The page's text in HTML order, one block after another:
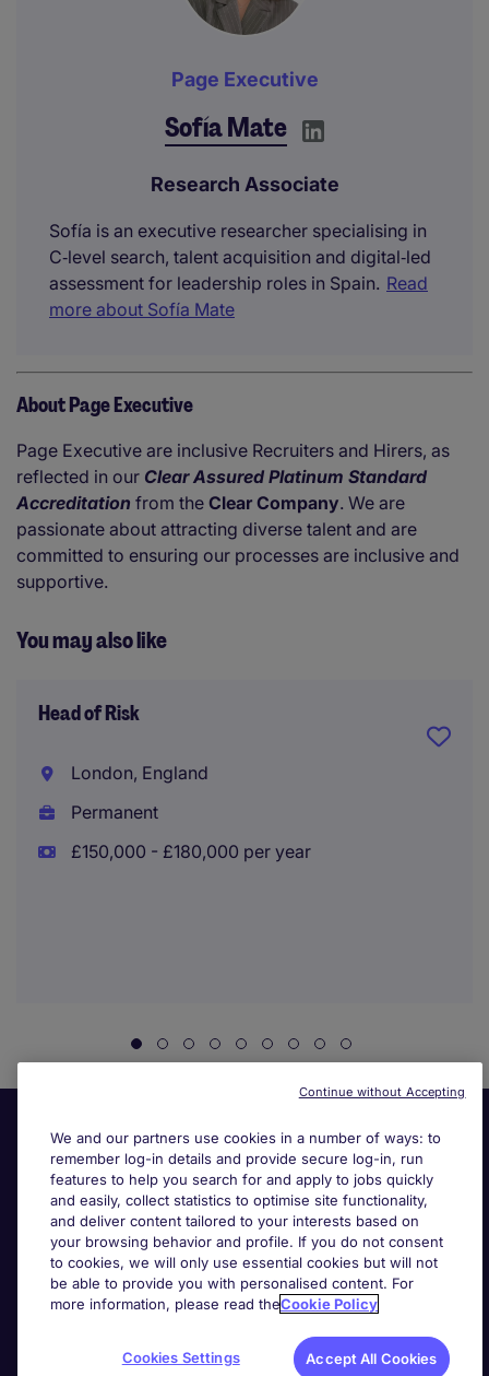
Page Executive
Sofía Mate
Research Associate
Sofía is an executive researcher specialising in
C‑level search, talent acquisition and digital‑led
assessment for leadership roles in Spain. Read
more about Sofía Mate
About Page Executive
Page Executive are inclusive Recruiters and Hirers, as
reflected in our Clear Assured Platinum Standard
Accreditation from the Clear Company. We are
passionate about attracting diverse talent and are
committed to ensuring our processes are inclusive and
supportive.
You may also like
Head of Risk
London, England
Permanent
£150,000 - £180,000 per year
Useful links
We and our partners use cookies in a number of ways: to
remember log-in details and provide secure log-in, run
features to help you search for and apply to jobs quickly
and easily, collect statistics to optimise site functionality,
and deliver content tailored to your interests based on
your browsing behavior and profile. If you do not consent
to cookies, we will only use essential cookies but will not
be able to provide you with personalised content. For
more information, please read theCookie Policy
Cookies Settings Accept All Cookies
Continue without Accepting